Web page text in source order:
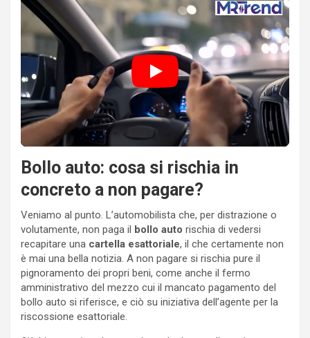
Bollo auto: cosa si rischia in
concreto a non pagare?
Veniamo al punto. L’automobilista che, per distrazione o
volutamente, non paga il bollo auto rischia di vedersi
recapitare una cartella esattoriale, il che certamente non
è mai una bella notizia. A non pagare si rischia pure il
pignoramento dei propri beni, come anche il fermo
amministrativo del mezzo cui il mancato pagamento del
bollo auto si riferisce, e ciò su iniziativa dell’agente per la
riscossione esattoriale.